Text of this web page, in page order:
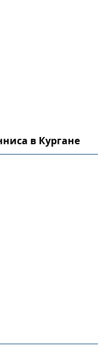
в Кургане